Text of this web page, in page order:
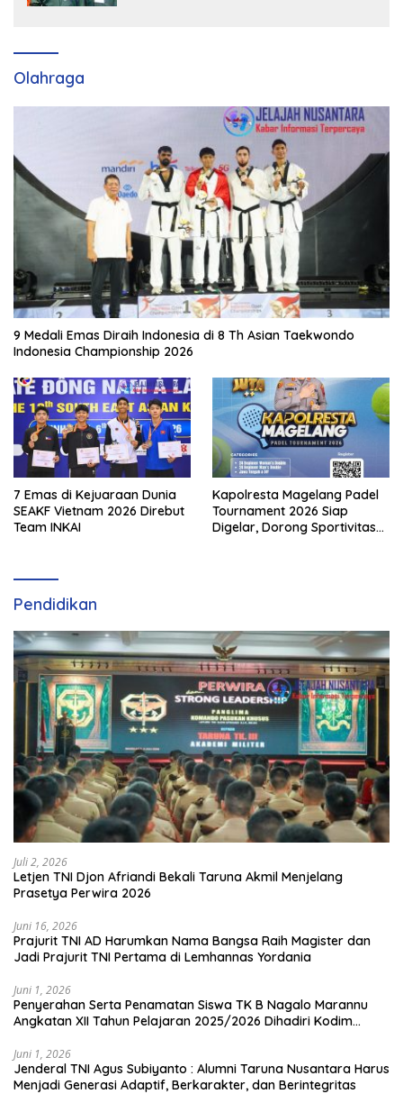
Olahraga
9 Medali Emas Diraih Indonesia di 8 Th Asian Taekwondo
Indonesia Championship 2026
7 Emas di Kejuaraan Dunia
SEAKF Vietnam 2026 Direbut
Team INKAI
Kapolresta Magelang Padel
Tournament 2026 Siap
Digelar, Dorong Sportivitas
Pendidikan
Juli 2, 2026
Letjen TNI Djon Afriandi Bekali Taruna Akmil Menjelang
Prasetya Perwira 2026
Juni 16, 2026
Prajurit TNI AD Harumkan Nama Bangsa Raih Magister dan
Jadi Prajurit TNI Pertama di Lemhannas Yordania
Juni 1, 2026
Penyerahan Serta Penamatan Siswa TK B Nagalo Marannu
Angkatan XII Tahun Pelajaran 2025/2026 Dihadiri Kodim
Juni 1, 2026
Jenderal TNI Agus Subiyanto : Alumni Taruna Nusantara Harus
Menjadi Generasi Adaptif, Berkarakter, dan Berintegritas